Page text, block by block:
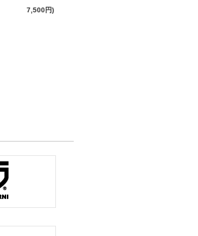
7,500円)